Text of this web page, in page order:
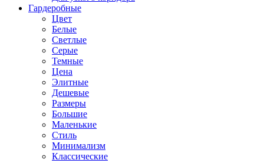
Гардеробные
Цвет
Белые
Светлые
Серые
Темные
Цена
Элитные
Дешевые
Размеры
Большие
Маленькие
Стиль
Минимализм
Классические